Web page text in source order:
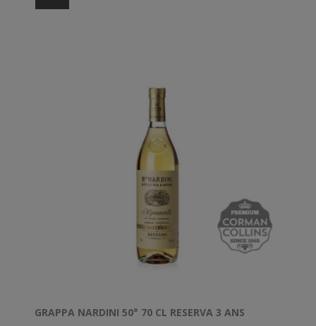
GRAPPA NARDINI 50° 70 CL RESERVA 3 ANS